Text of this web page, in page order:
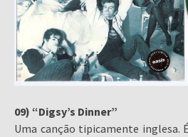
09) “Digsy’s Dinner”
Uma canção tipicamente inglesa.